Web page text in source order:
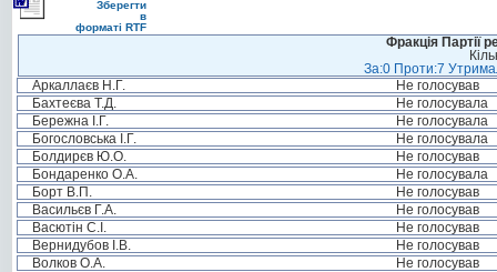
Зберегти
в
форматі RTF
Фракція Партії
За:0 Проти:7
Аркаллаєв Н.Г.
Не голосував
Бахтеєва Т.Д.
Не голосувала
Бережна І.Г.
Не голосувала
Богословська І.Г.
Не голосувала
Болдирєв Ю.О.
Не голосував
Бондаренко О.А.
Не голосувала
Борт В.П.
Не голосував
Васильєв Г.А.
Не голосував
Васютін С.І.
Не голосував
Вернидубов І.В.
Не голосував
Волков О.А.
Не голосував